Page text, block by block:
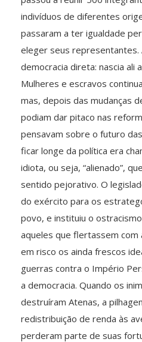
indivíduos de diferentes
passaram a ter igualdade
eleger seus representantes.
democracia direta: nascia ali
Mulheres e escravos
mas, depois das mudanças
podiam dar pitaco nas
pensavam sobre o futuro
ficar longe da política era
idiota, ou seja, “alienado”,
sentido pejorativo. O
do exército para os
povo, e instituiu o
aqueles que flertassem com
em risco os ainda frescos
guerras contra o Império
a democracia. Quando os
destruíram Atenas, a
redistribuição de renda às
perderam parte de suas